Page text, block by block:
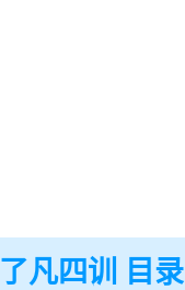
了凡四训 目录